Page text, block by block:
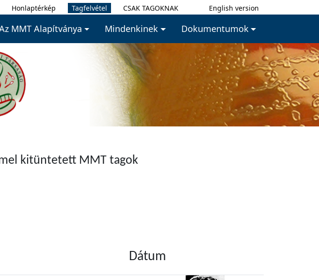
Honlaptérkép Tagfelvétel CSAK TAGOKNAK English version
MMT Alapítványa Mindenkinek Dokumentumok
kitüntetett MMT tagok
Dátum